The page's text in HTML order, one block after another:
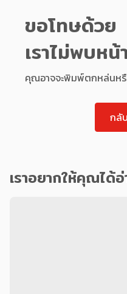
ขอโทษด้วย
เราไม่พบห
คุณอาจจะพิมพ์ตกหล่นห
กลั
เราอยากให้คุณได้อ่